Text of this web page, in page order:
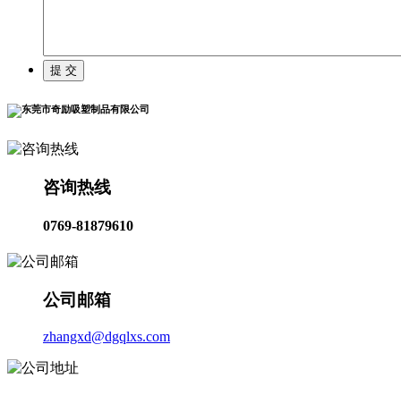
咨询热线
0769-81879610
公司邮箱
zhangxd@dgqlxs.com